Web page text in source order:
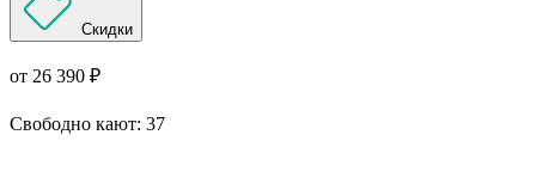
Скидки
от 26 390 ₽
Свободно кают: 37